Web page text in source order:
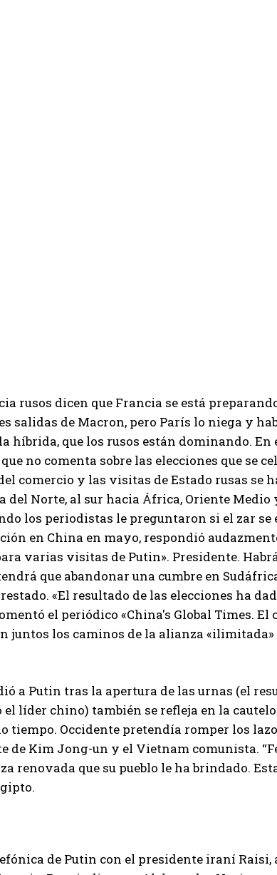
rusos dicen que Francia se está
salidas de Macron, pero París lo niega y
híbrida, que los rusos están dominando.
no comenta sobre las elecciones que se
comercio y las visitas de Estado rusas se
del Norte, al sur hacia África, Oriente
los periodistas le preguntaron si el zar
en China en mayo, respondió
varias visitas de Putin». Presidente.
que abandonar una cumbre en
«El resultado de las elecciones ha
el periódico «China's Global Times.
juntos los caminos de la alianza
a Putin tras la apertura de las urnas (el
el líder chino) también se refleja en la
tiempo. Occidente pretendía romper los
de Kim Jong-un y el Vietnam comunista.
renovada que su pueblo le ha brindado.
de Putin con el presidente iraní